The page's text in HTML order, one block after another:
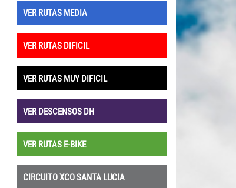
VER RUTAS MEDIA
VER RUTAS DIFICIL
VER RUTAS MUY DIFICIL
VER DESCENSOS DH
VER RUTAS E-BIKE
CIRCUITO XCO SANTA LUCIA